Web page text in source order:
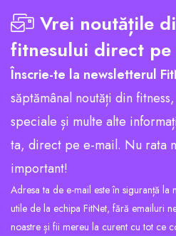
Vrei noutățile
fitnesului direct pe
Înscrie-te la newsletterul
săptămânal noutăți din
speciale și multe alte
ta, direct pe e-mail. Nu rata
important!
Adresa ta de e-mail este în siguranță
utile de la echipa FitNet, fără emailuri
noastre și fii mereu la curent cu tot ce